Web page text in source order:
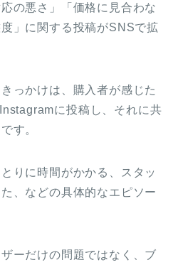
の悪さ」「価格に見合わな
」に関する投稿がSNSで拡
っかけは、購入者が感じた
に投稿し、それに共
す。
りに時間がかかる、スタッ
、などの具体的なエピソー
ーだけの問題ではなく、ブ